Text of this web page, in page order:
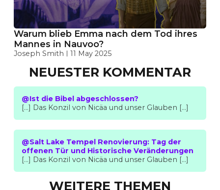
Warum blieb Emma nach dem Tod ihres
Mannes in Nauvoo?
Joseph Smith 11 May 2025
NEUESTER KOMMENTAR
@Ist die Bibel abgeschlossen?
[…] Das Konzil von Nicäa und unser Glauben […]
@Salt Lake Tempel Renovierung: Tag der
offenen Tür und Historische Veränderungen
[…] Das Konzil von Nicäa und unser Glauben […]
WEITERE THEMEN